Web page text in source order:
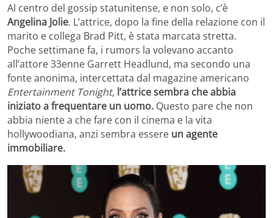
Al centro del gossip statunitense, e non solo, c’è
Angelina Jolie. L’attrice, dopo la fine della relazione con il
marito e collega Brad Pitt, è stata marcata stretta.
Poche settimane fa, i rumors la volevano accanto
all’attore 33enne Garrett Headlund, ma secondo una
fonte anonima, intercettata dal magazine americano
Entertainment Tonight, l’attrice sembra che abbia
iniziato a frequentare un uomo. Questo pare che non
abbia niente a che fare con il cinema e la vita
hollywoodiana, anzi sembra essere un agente
immobiliare.